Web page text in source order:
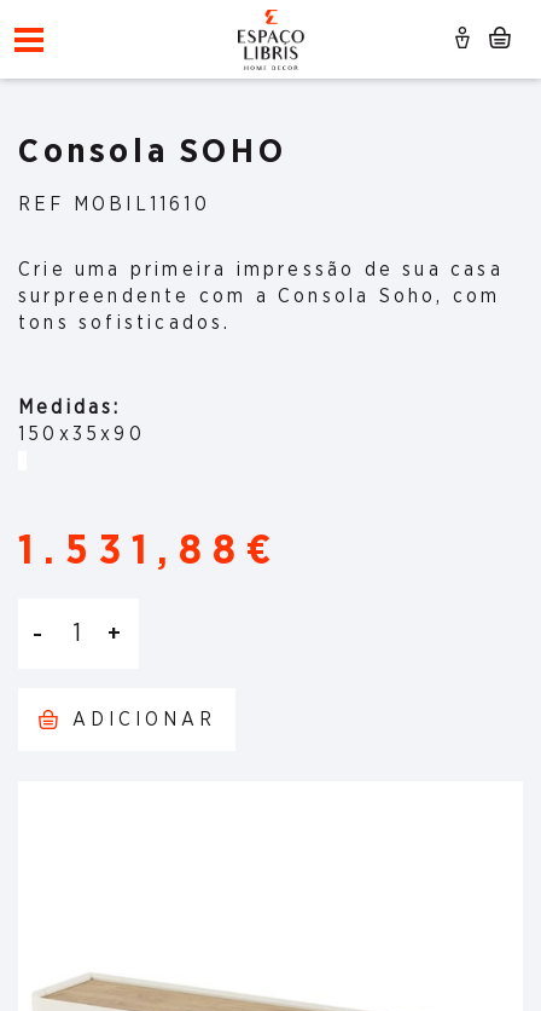
Consola SOHO
REF MOBIL11610
Crie uma primeira impressão de sua casa
surpreendente com a Consola Soho, com
tons sofisticados.
Medidas:
150x35x90
1.531,88€
1
ADICIONAR